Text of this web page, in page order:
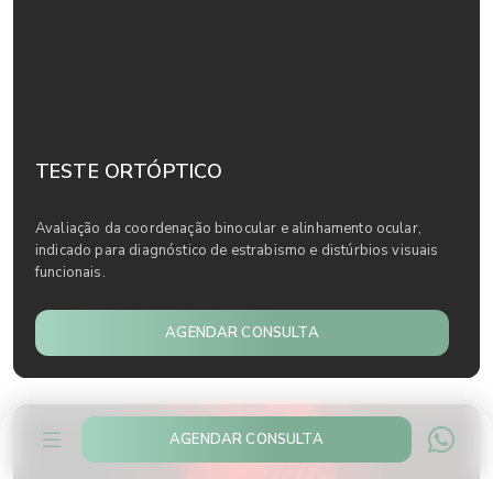
AGENDAR CONSULTA
TESTE ORTÓPTICO
Avaliação da coordenação binocular e alinhamento ocular,
indicado para diagnóstico de estrabismo e distúrbios visuais
funcionais.
AGENDAR CONSULTA